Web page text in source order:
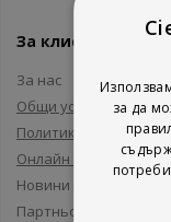
За клиенти
За нас
Общи условия
Политика за
Онлайн решаване на
Новини и събития
Партньори и приятели
за да